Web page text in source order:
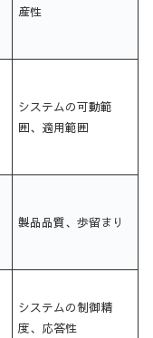
産性
システムの可動範
囲、適用範囲
製品品質、歩留まり
システムの制御精
度、応答性